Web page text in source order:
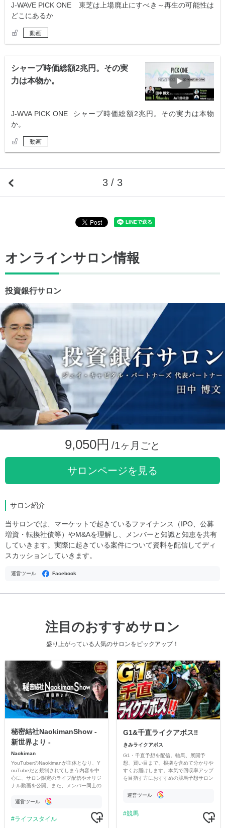
J-WAVE PICK ONE 東芝は上場廃止にすべき～再生の可能性は
どこにあるか
動画
シャープ時価総額2兆円。その実
力は本物か。
J-WVA PICK ONE シャープ時価総額2兆円。その実力は本物
か。
動画
3 / 3
オンラインサロン情報
投資銀行サロン
9,050円 /1ヶ月ごと
サロンページを見る
サロン紹介
当サロンでは、マーケットで起きているファイナンス（IPO、公募
増資・転換社債等）やM&Aを理解し、メンバーと知識と知恵を共有
していきます。実際に起きている案件について資料を配信してディ
スカッションしていきます。
運営ツール Facebook
注目のおすすめサロン
盛り上がっている人気のサロンをピックアップ！
秘密結社NaokimanShow -
新世界より -
Naokiman
YouTuberのNaokimanが主体となり、Y
ouTubeだと規制されてしまう内容を中
心に、サロン限定のライブ配信やオリジ
ナル動画を公開。また、メンバー同士の
ただいています。
運営ツール
ライフスタイル
G1&千直ライクアボス‼️
きみライクアボス
G1・千直予想を配信。軸馬、展開予
想、買い目まで、根拠を含めて分かりや
すくお届けします。本気で回収率アップ
を目指す方におすすめの競馬予想サロン
運営ツール
競馬